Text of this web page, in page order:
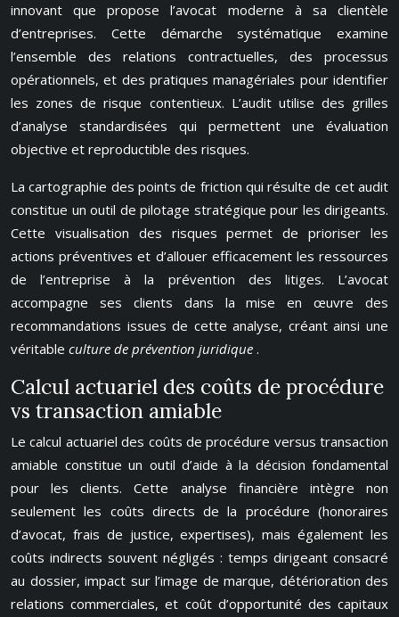
innovant que propose l’avocat moderne à sa clientèle
d’entreprises. Cette démarche systématique examine
l’ensemble des relations contractuelles, des processus
opérationnels, et des pratiques managériales pour identifier
les zones de risque contentieux. L’audit utilise des grilles
d’analyse standardisées qui permettent une évaluation
objective et reproductible des risques.
La cartographie des points de friction qui résulte de cet audit
constitue un outil de pilotage stratégique pour les dirigeants.
Cette visualisation des risques permet de prioriser les
actions préventives et d’allouer efficacement les ressources
de l’entreprise à la prévention des litiges. L’avocat
accompagne ses clients dans la mise en œuvre des
recommandations issues de cette analyse, créant ainsi une
véritable culture de prévention juridique .
Calcul actuariel des coûts de procédure
vs transaction amiable
Le calcul actuariel des coûts de procédure versus transaction
amiable constitue un outil d’aide à la décision fondamental
pour les clients. Cette analyse financière intègre non
seulement les coûts directs de la procédure (honoraires
d’avocat, frais de justice, expertises), mais également les
coûts indirects souvent négligés : temps dirigeant consacré
au dossier, impact sur l’image de marque, détérioration des
relations commerciales, et coût d’opportunité des capitaux